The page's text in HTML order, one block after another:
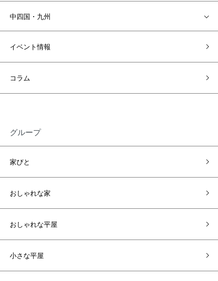
中四国・九州
イベント情報
コラム
グループ
家びと
おしゃれな家
おしゃれな平屋
小さな平屋